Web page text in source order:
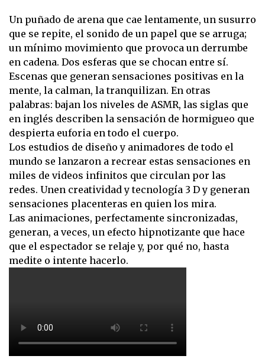
Un puñado de arena que cae lentamente, un susurro
que se repite, el sonido de un papel que se arruga;
un mínimo movimiento que provoca un derrumbe
en cadena. Dos esferas que se chocan entre sí.
Escenas que generan sensaciones positivas en la
mente, la calman, la tranquilizan. En otras
palabras: bajan los niveles de ASMR, las siglas que
en inglés describen la sensación de hormigueo que
despierta euforia en todo el cuerpo.
Los estudios de diseño y animadores de todo el
mundo se lanzaron a recrear estas sensaciones en
miles de videos infinitos que circulan por las
redes. Unen creatividad y tecnología 3 D y generan
sensaciones placenteras en quien los mira.
Las animaciones, perfectamente sincronizadas,
generan, a veces, un efecto hipnotizante que hace
que el espectador se relaje y, por qué no, hasta
medite o intente hacerlo.